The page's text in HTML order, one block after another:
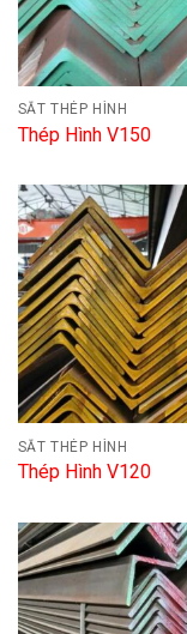
SẮT THÉP HÌNH
Thép Hình V150
SẮT THÉP HÌNH
Thép Hình V120